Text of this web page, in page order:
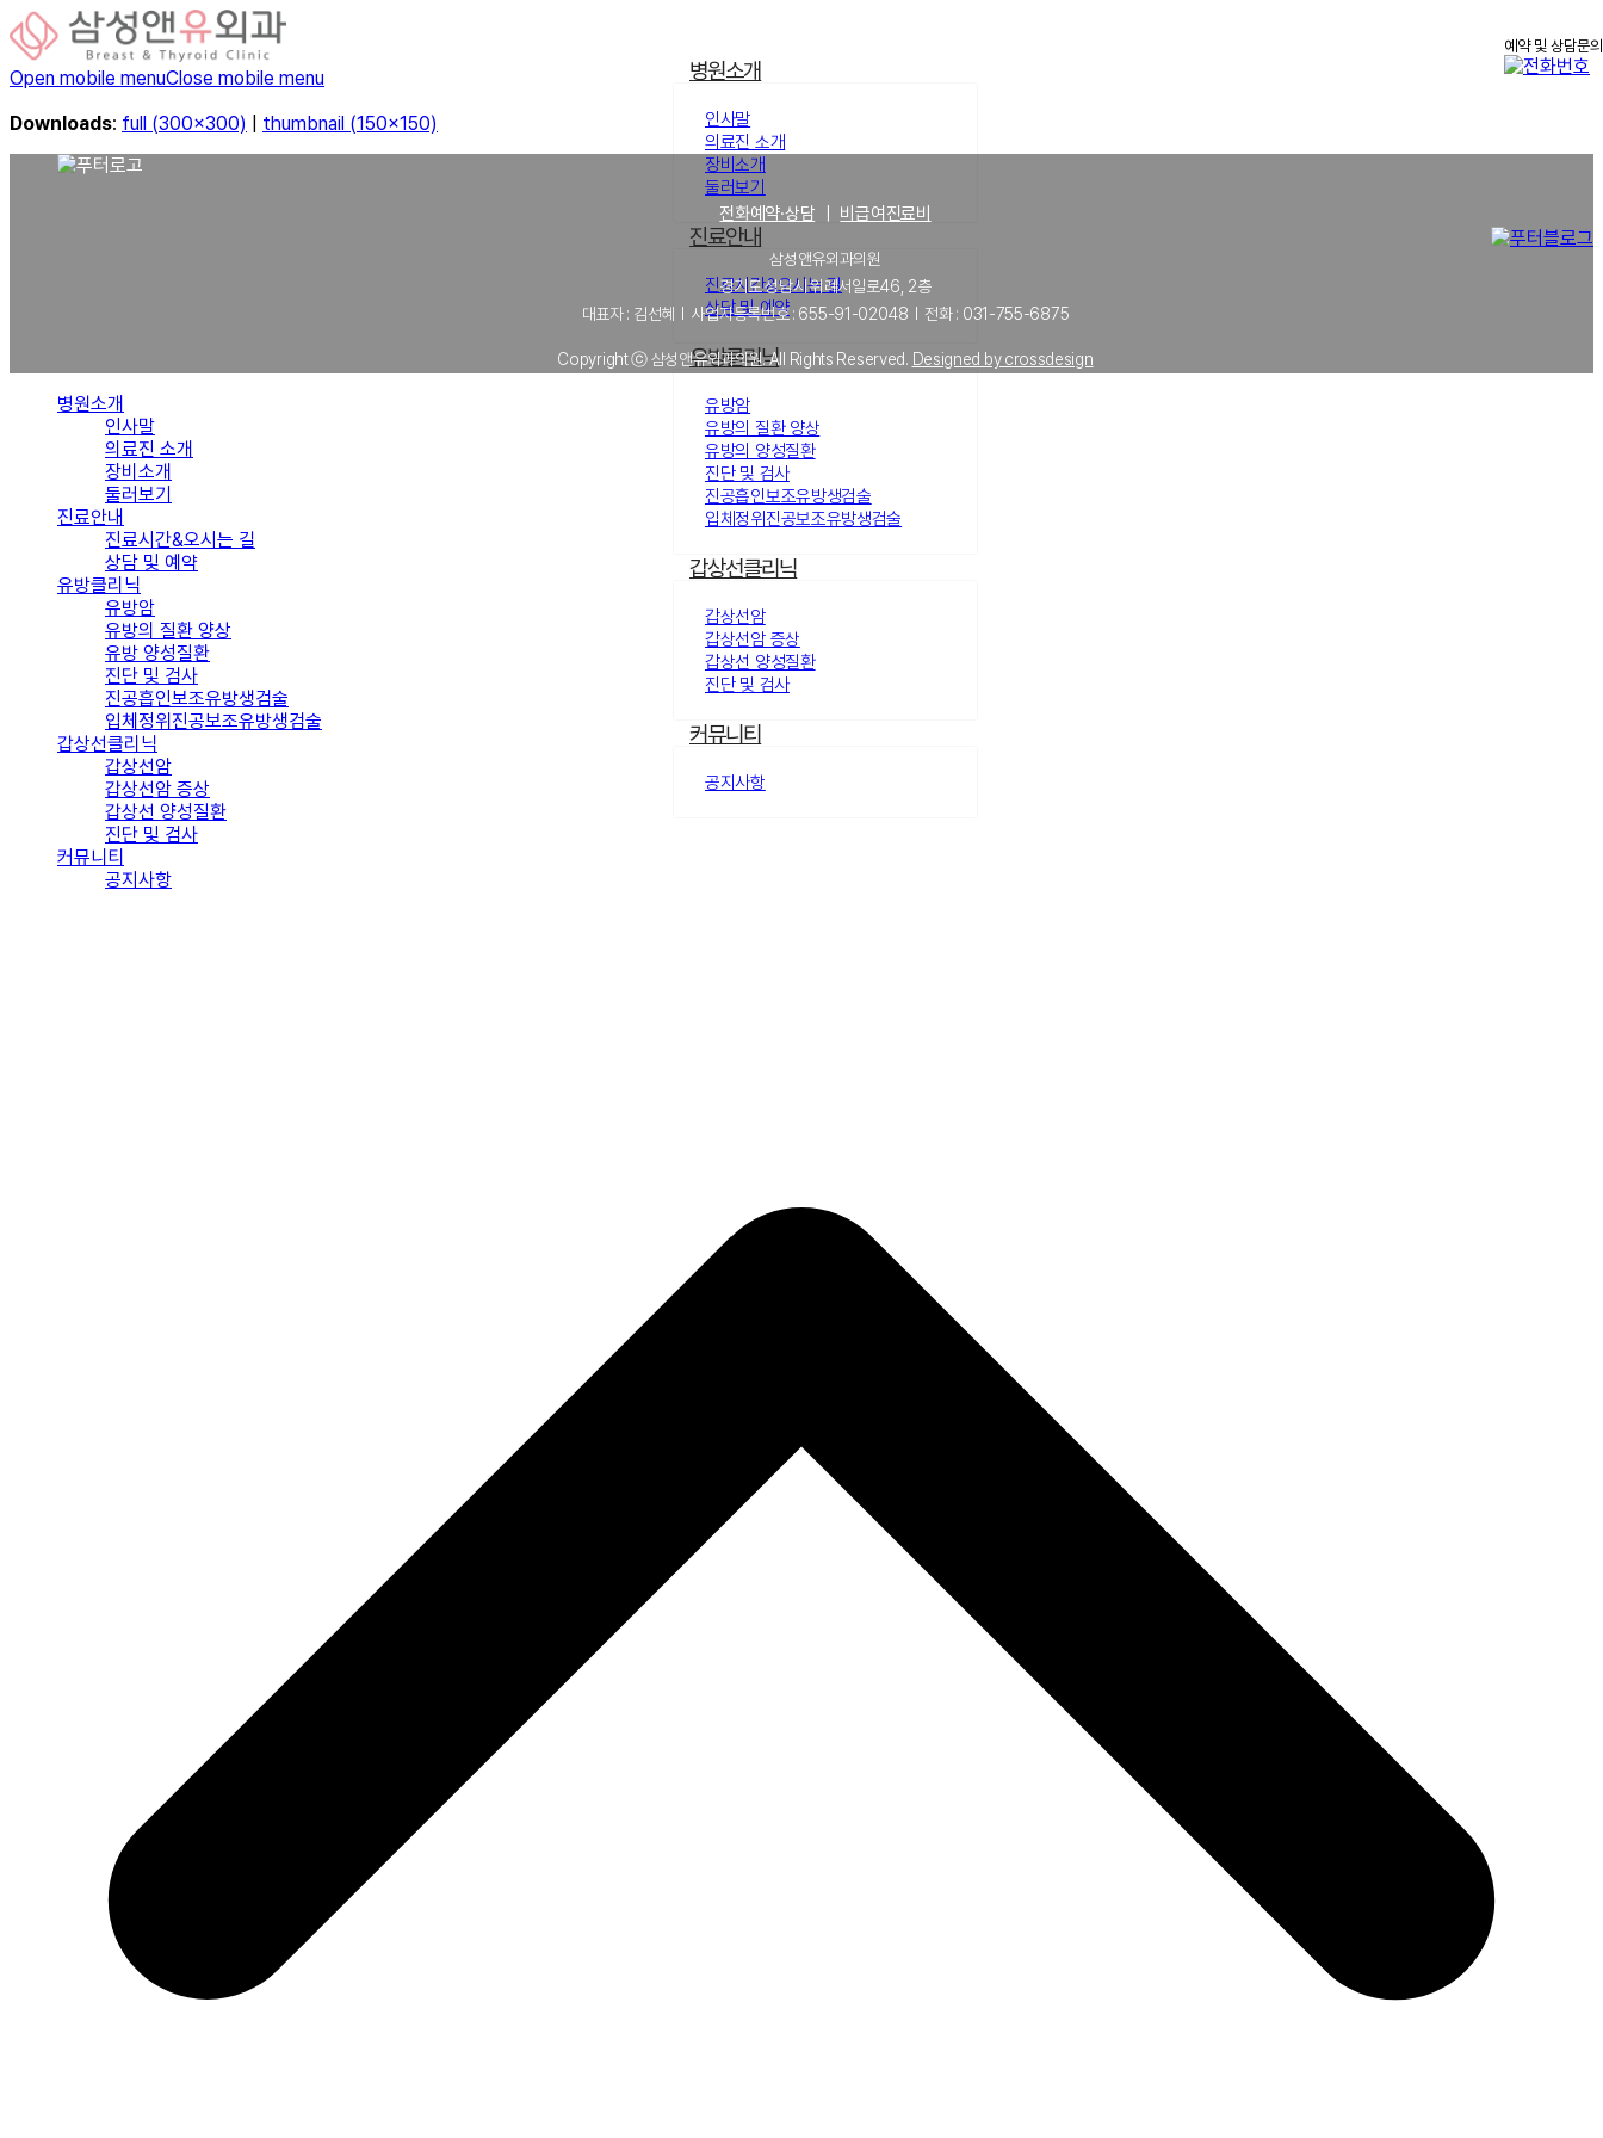
병원소개
인사말
의료진 소개
장비소개
둘러보기
진료안내
진료시간&오시는 길
상담 및 예약
유방클리닉
유방암
유방의 질환 양상
유방의 양성질환
진단 및 검사
진공흡인보조유방생검술
입체정위진공보조유방생검술
갑상선클리닉
갑상선암
갑상선암 증상
갑상선 양성질환
진단 및 검사
커뮤니티
공지사항
Open mobile menuClose mobile menu
예약 및 상담문의
Downloads: full (300x300) thumbnail (150x150)
전화예약·상담 비급여진료비
삼성앤유외과의원
경기도 성남시 위례서일로46, 2층
대표자 : 김선혜 l 사업자등록번호 : 655-91-02048 l 전화 : 031-755-6875
Copyright ⓒ 삼성앤유외과의원. All Rights Reserved. Designed by crossdesign
병원소개
인사말
의료진 소개
장비소개
둘러보기
진료안내
진료시간&오시는 길
상담 및 예약
유방클리닉
유방암
유방의 질환 양상
유방 양성질환
진단 및 검사
진공흡인보조유방생검술
입체정위진공보조유방생검술
갑상선클리닉
갑상선암
갑상선암 증상
갑상선 양성질환
진단 및 검사
커뮤니티
공지사항